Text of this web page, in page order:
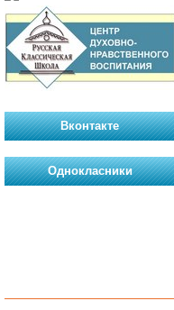
Вконтакте
Однокласники